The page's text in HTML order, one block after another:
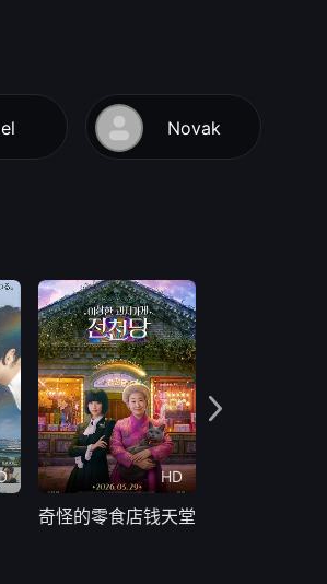
Novak
HD
奇怪的零食店钱天堂